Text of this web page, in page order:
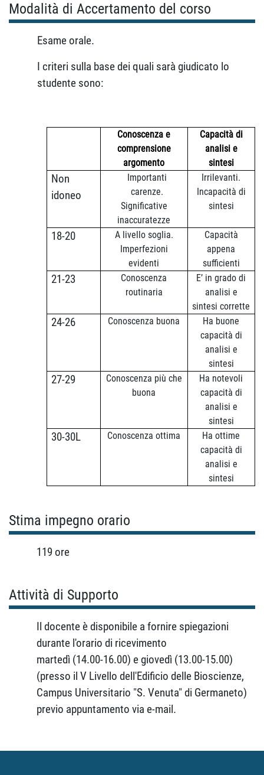
Modalità di Accertamento del corso
Esame orale.
I criteri sulla base dei quali sarà giudicato lo
studente sono:
Conoscenza e
comprensione
argomento
Capacità di
analisi e
sintesi
Non
idoneo
Importanti
carenze.
Significative
inaccuratezze
Irrilevanti.
Incapacità di
sintesi
18-20
A livello soglia.
Imperfezioni
evidenti
Capacità
appena
sufficienti
21-23
Conoscenza
routinaria
E’ in grado di
analisi e
sintesi corrette
24-26 Conoscenza buona
Ha buone
capacità di
analisi e
sintesi
27-29
Conoscenza più che
buona
Ha notevoli
capacità di
analisi e
sintesi
30-30L Conoscenza ottima
Ha ottime
capacità di
analisi e
sintesi
Stima impegno orario
119 ore
Attività di Supporto
Il docente è disponibile a fornire spiegazioni
durante l'orario di ricevimento
martedì (14.00-16.00) e giovedì (13.00-15.00)
(presso il V Livello dell'Edificio delle Bioscienze,
Campus Universitario "S. Venuta" di Germaneto)
previo appuntamento via e-mail.